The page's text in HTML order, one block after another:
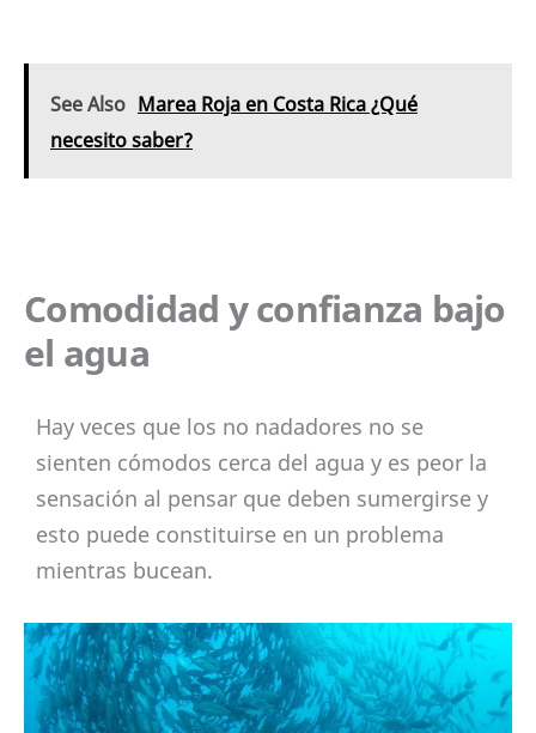
See Also Marea Roja en Costa Rica ¿Qué
necesito saber?
Comodidad y confianza bajo
el agua
Hay veces que los no nadadores no se
sienten cómodos cerca del agua y es peor la
sensación al pensar que deben sumergirse y
esto puede constituirse en un problema
mientras bucean.